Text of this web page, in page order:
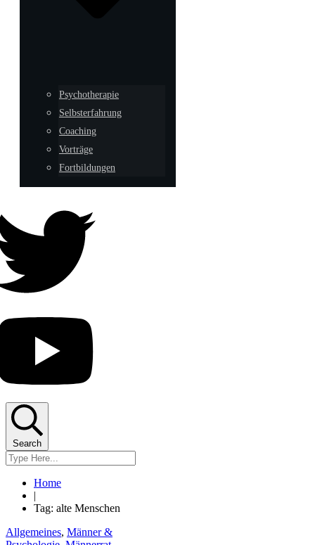
Psychotherapie
Selbsterfahrung
Coaching
Vorträge
Fortbildungen
Search
Home
|
Tag: alte Menschen
Allgemeines, Männer &